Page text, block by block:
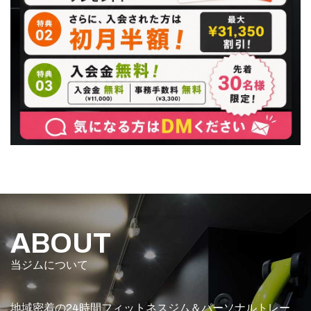
ABOUT
当ジムについて
地域密着の24時間フィットネスジム＆パーソナルトレー